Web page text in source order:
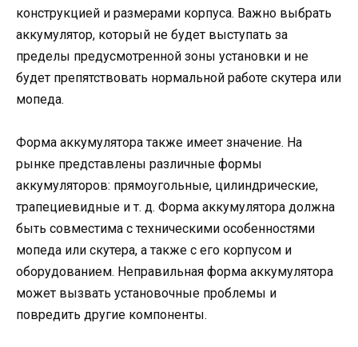
конструкцией и размерами корпуса. Важно выбрать
аккумулятор, который не будет выступать за
пределы предусмотренной зоны установки и не
будет препятствовать нормальной работе скутера или
мопеда.
Форма аккумулятора также имеет значение. На
рынке представлены различные формы
аккумуляторов: прямоугольные, цилиндрические,
трапециевидные и т. д. Форма аккумулятора должна
быть совместима с техническими особенностями
мопеда или скутера, а также с его корпусом и
оборудованием. Неправильная форма аккумулятора
может вызвать установочные проблемы и
повредить другие компоненты.